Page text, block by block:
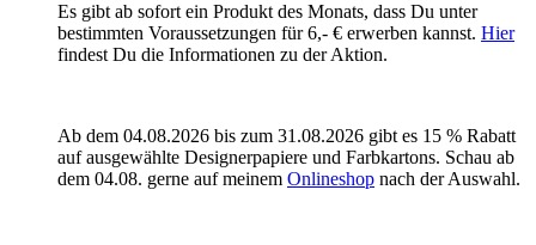
Es gibt ab sofort ein Produkt des Monats, dass Du unter
bestimmten Voraussetzungen für 6,- € erwerben kannst. Hier
findest Du die Informationen zu der Aktion.
Ab dem 04.08.2026 bis zum 31.08.2026 gibt es 15 % Rabatt
auf ausgewählte Designerpapiere und Farbkartons. Schau ab
dem 04.08. gerne auf meinem Onlineshop nach der Auswahl.